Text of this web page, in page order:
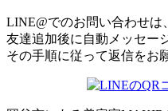
LINE@でのお問い合わせは、
友達追加後に自動メッセー
その手順に従って返信をお